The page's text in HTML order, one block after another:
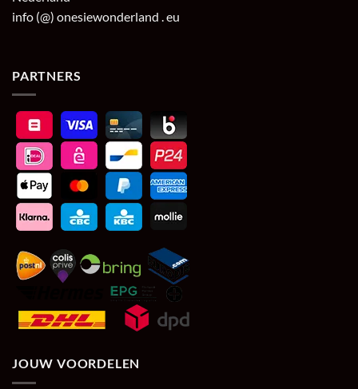
info (@) onesiewonderland . eu
PARTNERS
JOUW VOORDELEN